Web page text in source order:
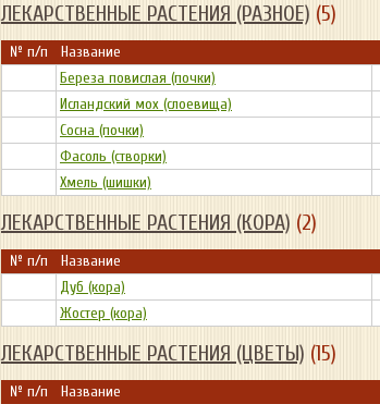
ЛЕКАРСТВЕННЫЕ РАСТЕНИЯ (РАЗНОЕ) (5)
№ п/п Название
Береза повислая (почки)
Исландский мох (слоевища)
Сосна (почки)
Фасоль (створки)
Хмель (шишки)
ЛЕКАРСТВЕННЫЕ РАСТЕНИЯ (КОРА) (2)
№ п/п Название
Дуб (кора)
Жостер (кора)
ЛЕКАРСТВЕННЫЕ РАСТЕНИЯ (ЦВЕТЫ) (15)
№ п/п Название